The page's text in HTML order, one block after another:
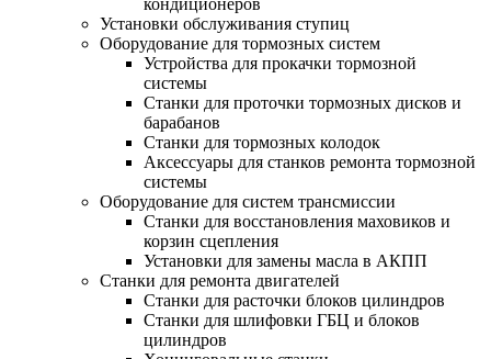
кондиционеров
Установки обслуживания ступиц
Оборудование для тормозных систем
Устройства для прокачки тормозной
системы
Станки для проточки тормозных дисков и
барабанов
Станки для тормозных колодок
Аксессуары для станков ремонта тормозной
системы
Оборудование для систем трансмиссии
Станки для восстановления маховиков и
корзин сцепления
Установки для замены масла в АКПП
Станки для ремонта двигателей
Станки для расточки блоков цилиндров
Станки для шлифовки ГБЦ и блоков
цилиндров